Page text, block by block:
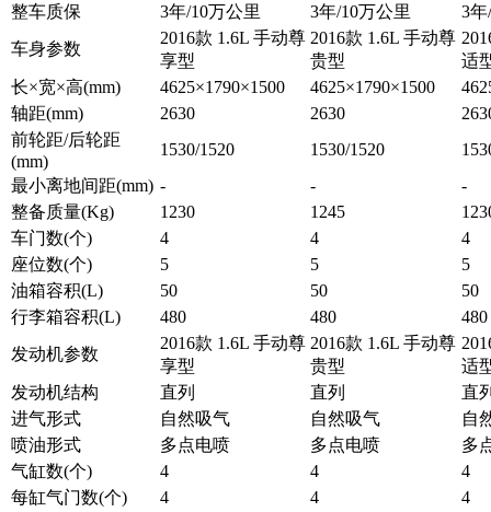
整车质保
3年/10万公里 3年/10万公里
3
车身参数
2016款 1.6L 手动尊
享型
2016款 1.6L 手动尊
贵型
适
长×宽×高(mm)
4625×1790×1500 4625×1790×1500
轴距(mm)
2630 2630
前轮距/后轮距
(mm)
1530/1520 1530/1520
最小离地间距(mm) - -
-
整备质量(Kg)
1230 1245
车门数(个)
4 4
4
座位数(个)
5 5
5
油箱容积(L)
50 50
50
行李箱容积(L)
480 480
480
发动机参数
2016款 1.6L 手动尊
享型
2016款 1.6L 手动尊
贵型
适
发动机结构
直列 直列
直
进气形式
自然吸气 自然吸气
自
喷油形式
多点电喷 多点电喷
多
气缸数(个)
4 4
4
每缸气门数(个)
4 4
4